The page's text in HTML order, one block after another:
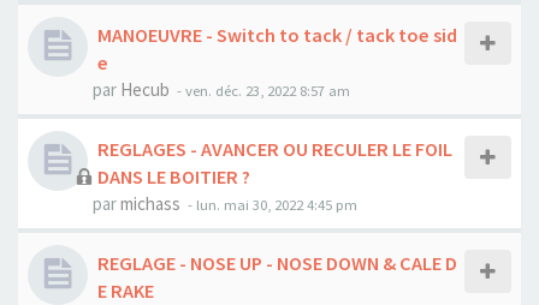
MANOEUVRE - Switch to tack / tack toe sid
e
par Hecub -ven. déc. 23, 2022 8:57 am
REGLAGES - AVANCER OU RECULER LE FOIL
DANS LE BOITIER ?
parmichass - lun. mai 30, 2022 4:45 pm
REGLAGE - NOSE UP - NOSE DOWN & CALE D
E RAKE